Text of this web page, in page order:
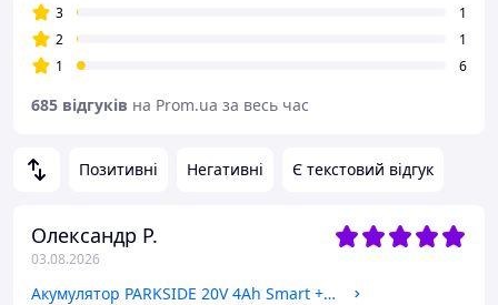
Позитивні Негативні Є текстовий відгук
Олександр Р.
03.08.2026
Акумулятор PARKSIDE 20V 4Ah Smart + швидкий зарядний пристрій 4.5A 120W
3
1
2
1
1
6
685 відгуків на Prom.ua за весь час